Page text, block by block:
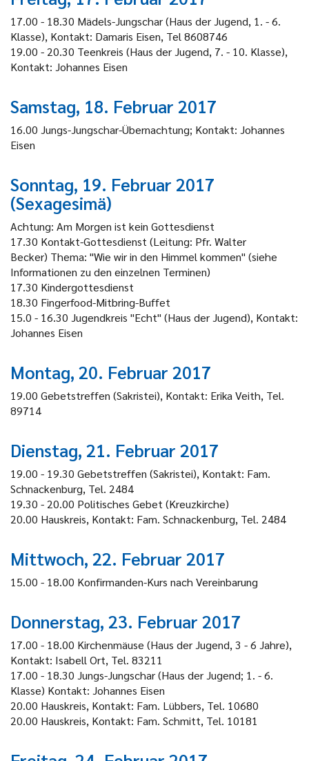
17.00 - 18.30 Mädels-Jungschar (Haus der Jugend, 1. - 6.
Klasse), Kontakt: Damaris Eisen, Tel 8608746
19.00 - 20.30 Teenkreis (Haus der Jugend, 7. - 10. Klasse),
Kontakt: Johannes Eisen
Samstag, 18. Februar 2017
16.00 Jungs-Jungschar-Übernachtung; Kontakt: Johannes
Eisen
Sonntag, 19. Februar 2017
(Sexagesimä)
Achtung: Am Morgen ist kein Gottesdienst
17.30 Kontakt-Gottesdienst (Leitung: Pfr. Walter
Becker) Thema: "Wie wir in den Himmel kommen" (siehe
Informationen zu den einzelnen Terminen)
17.30 Kindergottesdienst
18.30 Fingerfood-Mitbring-Buffet
15.0 - 16.30 Jugendkreis "Echt" (Haus der Jugend), Kontakt:
Johannes Eisen
Montag, 20. Februar 2017
19.00 Gebetstreffen (Sakristei), Kontakt: Erika Veith, Tel.
89714
Dienstag, 21. Februar 2017
19.00 - 19.30 Gebetstreffen (Sakristei), Kontakt: Fam.
Schnackenburg, Tel. 2484
19.30 - 20.00 Politisches Gebet (Kreuzkirche)
20.00 Hauskreis, Kontakt: Fam. Schnackenburg, Tel. 2484
Mittwoch, 22. Februar 2017
15.00 - 18.00 Konfirmanden-Kurs nach Vereinbarung
Donnerstag, 23. Februar 2017
17.00 - 18.00 Kirchenmäuse (Haus der Jugend, 3 - 6 Jahre),
Kontakt: Isabell Ort, Tel. 83211
17.00 - 18.30 Jungs-Jungschar (Haus der Jugend; 1. - 6.
Klasse) Kontakt: Johannes Eisen
20.00 Hauskreis, Kontakt: Fam. Lübbers, Tel. 10680
20.00 Hauskreis, Kontakt: Fam. Schmitt, Tel. 10181